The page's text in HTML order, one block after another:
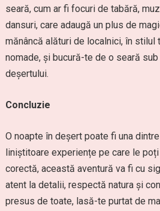
seară, cum ar fi focuri de tabără,
dansuri, care adaugă un plus de
mănâncă alături de localnici, în stilul
nomade, și bucură-te de o seară
deșertului.
Concluzie
O noapte în deșert poate fi una
liniștitoare experiențe pe care le
corectă, această aventură va fi cu
atent la detalii, respectă natura și
presus de toate, lasă-te purtat de